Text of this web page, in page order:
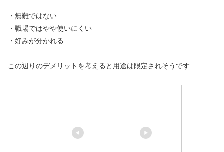
・無難ではない
・職場ではやや使いにくい
・好みが分かれる
この辺りのデメリットを考えると用途は限定されそうです